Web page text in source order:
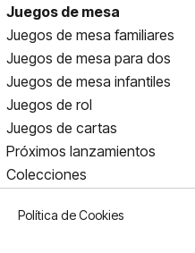
Juegos de mesa
Juegos de mesa familiares
Juegos de mesa para dos
Juegos de mesa infantiles
Juegos de rol
Juegos de cartas
Próximos lanzamientos
Colecciones
Política de Cookies